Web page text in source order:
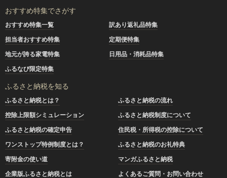
おすすめ特集でさがす
おすすめ特集一覧
訳あり返礼品特集
担当者おすすめ特集
定期便特集
地元が誇る家電特集
日用品・消耗品特集
ふるなび限定特集
ふるさと納税を知る
ふるさと納税とは？
ふるさと納税の流れ
控除上限額シミュレーション
ふるさと納税制度について
ふるさと納税の確定申告
住民税・所得税の控除について
ワンストップ特例制度とは？
ふるさと納税のお礼特典
寄附金の使い道
マンガふるさと納税
企業版ふるさと納税とは
よくあるご質問・お問い合わせ